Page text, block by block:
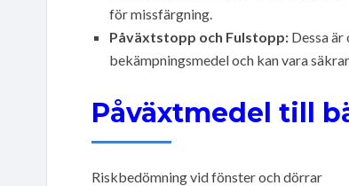
för missfärgning.
Påväxtstopp och Fulstopp: Dessa
bekämpningsmedel och kan vara
Påväxtmedel till
Riskbedömning vid fönster och dörrar